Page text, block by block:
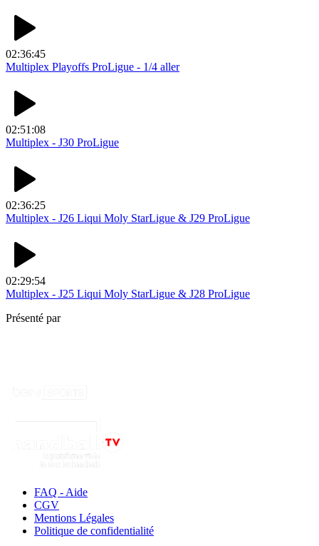
02:36:45
Multiplex Playoffs ProLigue - 1/4 aller
02:51:08
Multiplex - J30 ProLigue
02:36:25
Multiplex - J26 Liqui Moly StarLigue & J29 ProLigue
02:29:54
Multiplex - J25 Liqui Moly StarLigue & J28 ProLigue
Présenté par
FAQ - Aide
CGV
Mentions Légales
Politique de confidentialité